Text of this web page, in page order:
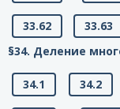
33.62 33.63
§34. Деление
34.1 34.2